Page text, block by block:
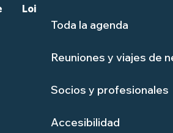
Toda la agenda
Reuniones y viajes de
Socios y profesionales
Accesibilidad
Loire-Atlantique